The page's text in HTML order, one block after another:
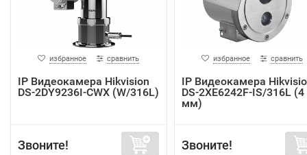
избранное сравнить
IP Видеокамера Hikvision
DS-2DY9236I-CWX (W/316L)
Звоните!
избранное сравнить
IP Видеокамера
DS-2XE6242F-IS/316L (4
мм)
Звоните!